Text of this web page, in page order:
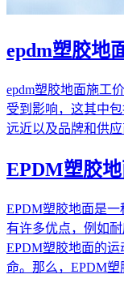
epdm塑胶地
epdm塑胶地面施工
受到影响，这其中
远近以及品牌和供应
EPDM塑胶
EPDM塑胶地面是
有许多优点，例如
EPDM塑胶地面的
命。那么，EPDM塑